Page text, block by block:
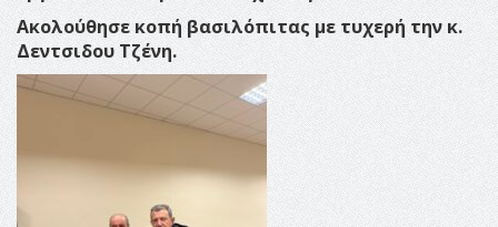
Ακολούθησε κοπή βασιλόπιτας με τυχερή την κ.
Δεντσιδου Τζένη.